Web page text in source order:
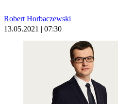
Robert Horbaczewski
13.05.2021 | 07:30